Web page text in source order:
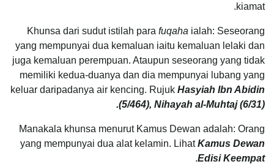
kiamat.
Khunsa dari sudut istilah para fuqaha ialah: Seseorang
yang mempunyai dua kemaluan iaitu kemaluan lelaki dan
juga kemaluan perempuan. Ataupun seseorang yang tidak
memiliki kedua-duanya dan dia mempunyai lubang yang
keluar daripadanya air kencing. Rujuk Hasyiah Ibn Abidin
(5/464), Nihayah al-Muhtaj (6/31).
Manakala khunsa menurut Kamus Dewan adalah: Orang
yang mempunyai dua alat kelamin. LihatKamus Dewan
Edisi Keempat
.